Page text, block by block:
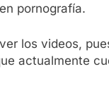
pornografía.
los videos,
actualmente